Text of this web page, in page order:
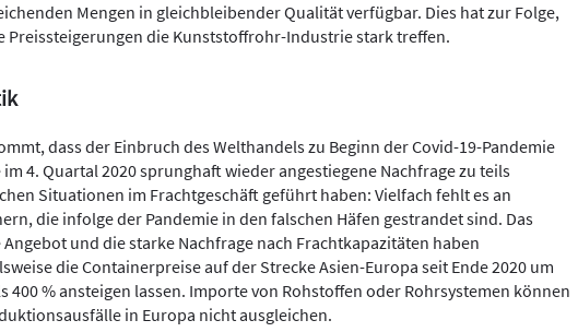
Mengen in gleichbleibender Qualität verfügbar. Dies hat zur Folge,
Preissteigerungen die Kunststoffrohr-Industrie stark treffen.
dass der Einbruch des Welthandels zu Beginn der Covid-19-Pandemie
4. Quartal 2020 sprunghaft wieder angestiegene Nachfrage zu teils
Situationen im Frachtgeschäft geführt haben: Vielfach fehlt es an
die infolge der Pandemie in den falschen Häfen gestrandet sind. Das
Angebot und die starke Nachfrage nach Frachtkapazitäten haben
die Containerpreise auf der Strecke Asien-Europa seit Ende 2020 um
400 % ansteigen lassen. Importe von Rohstoffen oder Rohrsystemen können
in Europa nicht ausgleichen.